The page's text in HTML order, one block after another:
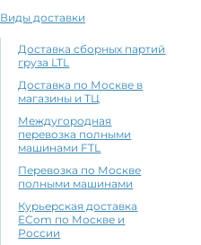
Виды доставки
Доставка сборных партий
груза LTL
Доставка по Москве в
магазины и ТЦ
Междугородная
перевозка полными
машинами FTL
Перевозка по Москве
полными машинами
Курьерская доставка
ECom по Москве и
России